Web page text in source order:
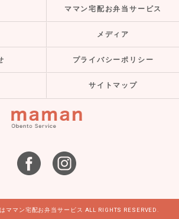
ママン宅配お弁当サービス
メディア
プライバシーポリシー
サイトマップ
ママン宅配お弁当サービス ALL RIGHTS RESERVED.